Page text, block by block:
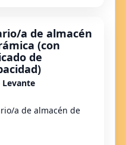
a de almacén
(con
de
Levante
a de almacén de